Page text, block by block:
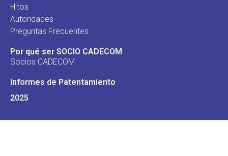
Hitos
Autoridades
Preguntas Frecuentes
Por qué ser SOCIO CADECOM
Socios CADECOM
Informes de Patentamiento
2025